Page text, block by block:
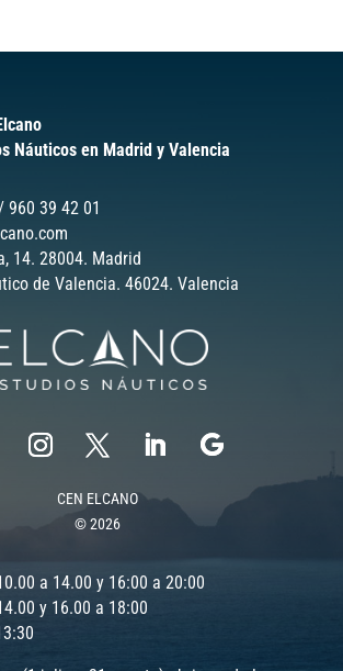
Náuticos en Madrid y Valencia
/‎960 39 42 01
14. 28004. Madrid
de Valencia. 46024. Valencia
CEN ELCANO
© 2026
a 14.00 y 16:00 a 20:00
y 16.00 a 18:00